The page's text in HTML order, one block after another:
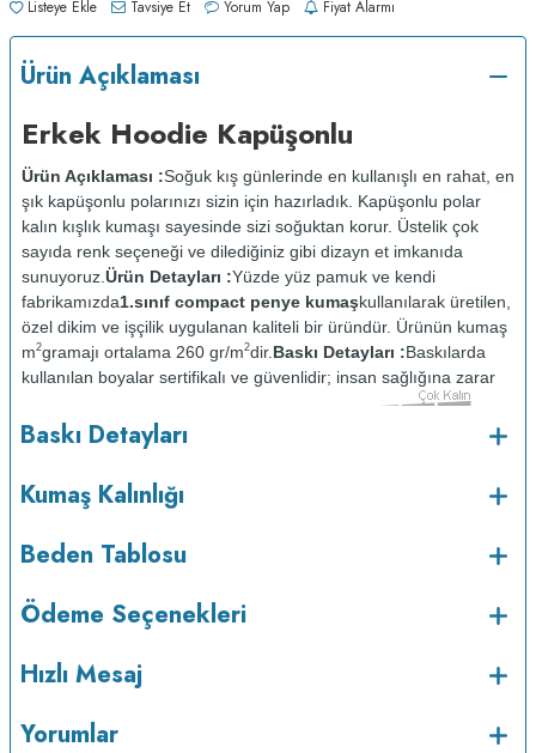
Listeye Ekle Tavsiye Et Yorum Yap Fiyat Alarmı
Ürün Açıklaması
Erkek Hoodie Kapüşonlu
Ürün Açıklaması :Soğuk kış günlerinde en kullanışlı en rahat, en
şık kapüşonlu polarınızı sizin için hazırladık. Kapüşonlu polar
kalın kışlık kumaşı sayesinde sizi soğuktan korur. Üstelik çok
sayıda renk seçeneği ve dilediğiniz gibi dizayn et imkanıda
sunuyoruz. Ürün Detayları :Yüzde yüz pamuk ve kendi
fabrikamızda1.sınıf compact penye kumaşkullanılarak üretilen,
özel dikim ve işçilik uygulanan kaliteli bir üründür. Ürünün kumaş
m2gramajı ortalama 260 gr/m2dir. Baskı Detayları :Baskılarda
kullanılan boyalar sertifikalı ve güvenlidir; insan sağlığına zarar
vermez.
Kumaş Kalınlığı :
Bakım : Kısa programda maksimum 30
kurutulmaz.Orta ısıda ve tersten ütülenir.
Baskı Detayları
Kumaş Kalınlığı
Beden Tablosu
Ödeme Seçenekleri
Hızlı Mesaj
Yorumlar